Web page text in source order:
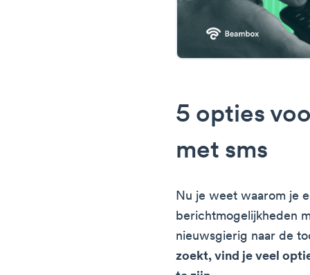
5 opties
met sms
Nu je weet waarom je
berichtmogelijkheden
nieuwsgierig naar de
zoekt, vind je veel